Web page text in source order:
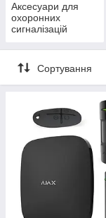
Аксесуари для
охоронних
сигналізацій
Сортування